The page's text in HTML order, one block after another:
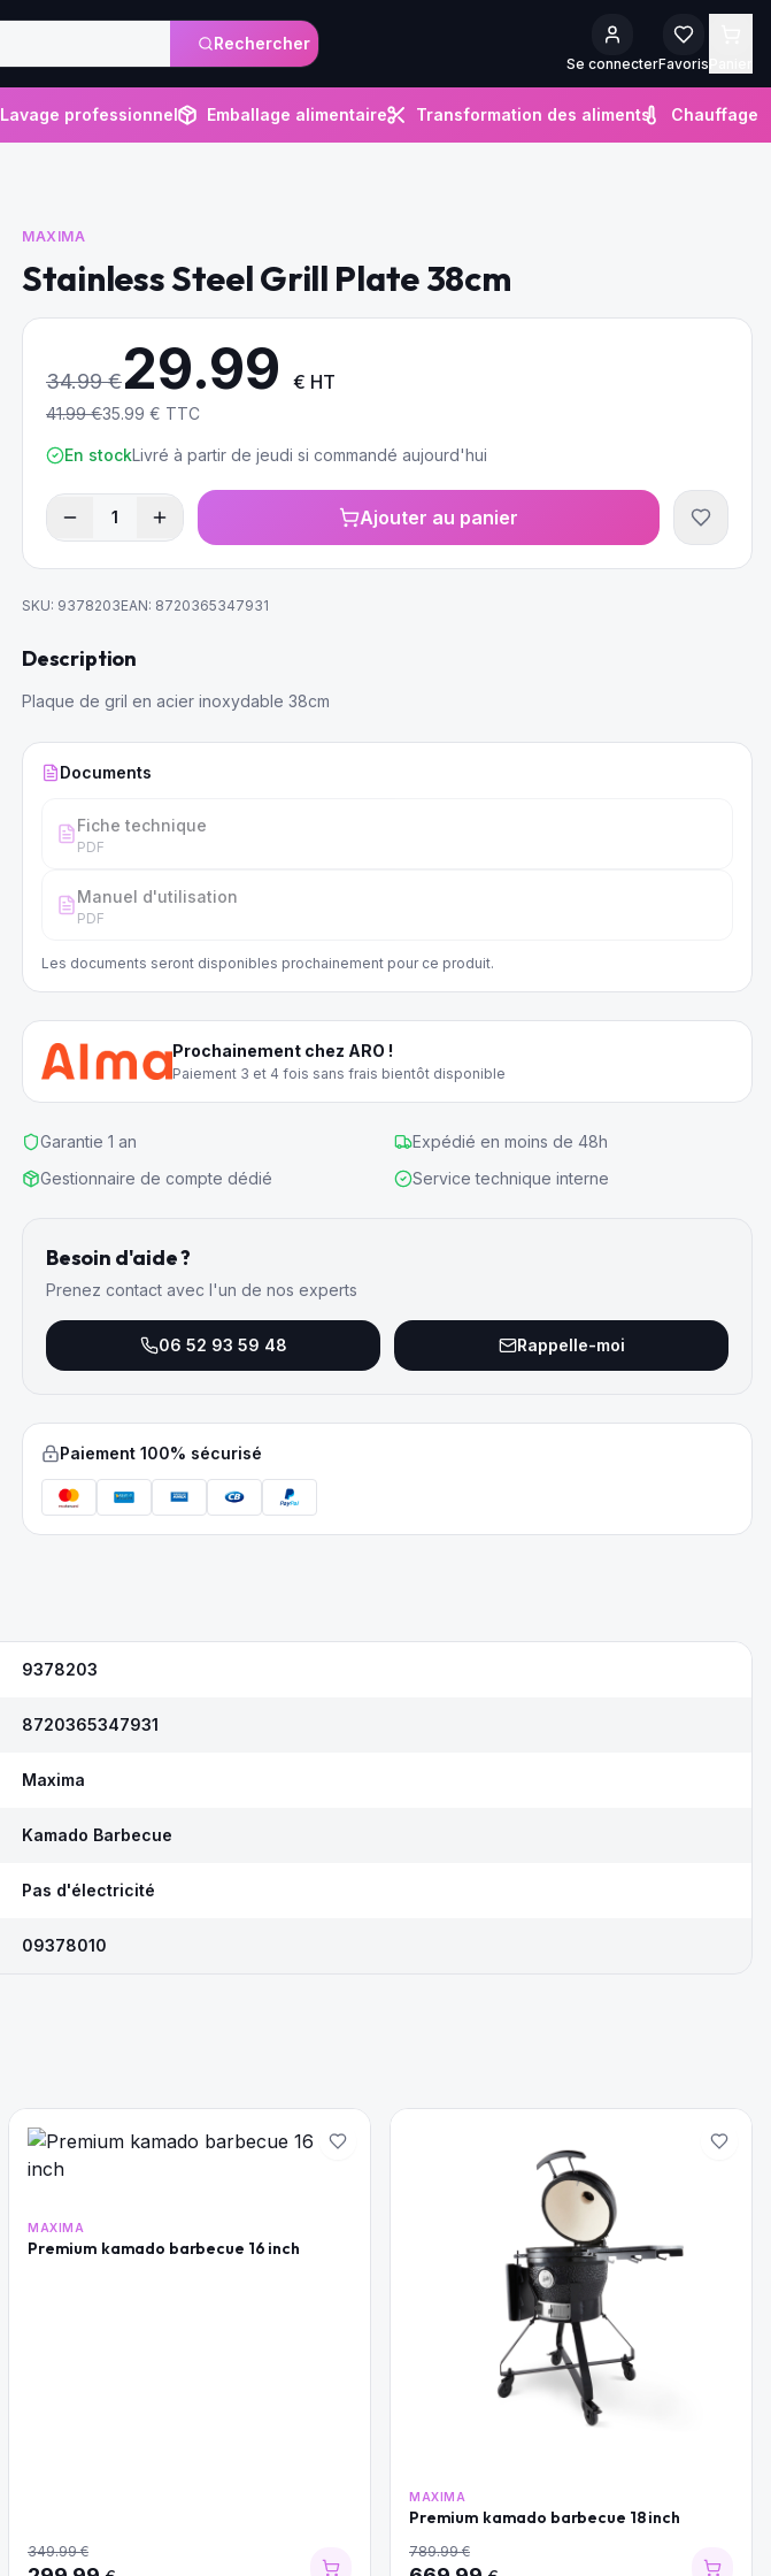
Rechercher
Se connecterFavoris
Lavage professionnel Emballage alimentaire Transformation des aliments Chauffage
MAXIMA
Stainless Steel Grill Plate 38cm
34.99€29.99 € HT
41.99€35.99 € TTC
En stockLivré à partir de jeudi si commandé aujourd'hui
1 Ajouter au panier
SKU: 9378203EAN: 8720365347931
Description
Plaque de gril en acier inoxydable 38cm
Documents
Fiche technique
PDF
Manuel d'utilisation
PDF
Les documents seront disponibles prochainement pour ce produit.
Prochainement chez ARO !
Paiement 3 et 4 fois sans frais bientôt disponible
Garantie 1 an
Expédié en moins de 48h
Gestionnaire de compte dédié
Service technique interne
Besoin d'aide ?
Prenez contact avec l'un de nos experts
06 52 93 59 48 Rappelle-moi
Paiement 100% sécurisé
9378203
8720365347931
Maxima
Kamado Barbecue
Pas d'électricité
09378010
MAXIMA
Premium kamado barbecue 16 inch
349.99€
MAXIMA
Premium kamado barbecue 18 inch
789.99€